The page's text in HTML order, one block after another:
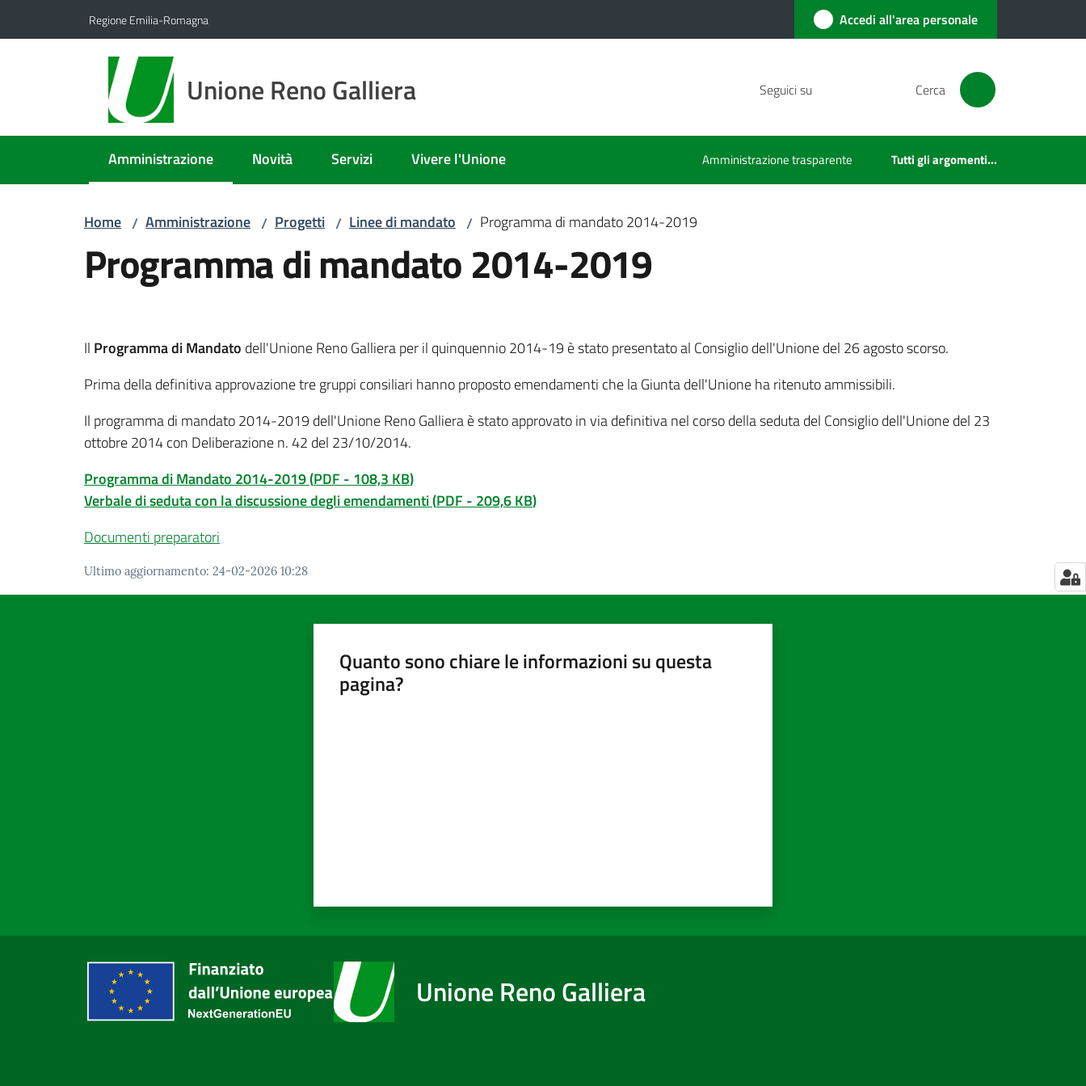
Regione Emilia-Romagna Accedi all'area personale
Unione Reno Galliera Seguici su Cerca
Amministrazione
Menu selezionato Novità Servizi Vivere l'Unione Amministrazione trasparente Tutti gli argomenti...
Home / Amministrazione / Progetti / Linee di mandato / Programma di mandato 2014-2019
Programma di mandato 2014-2019
Il Programma di Mandato dell'Unione Reno Galliera per il quinquennio 2014-19 è stato presentato al Consiglio dell'Unione del 26 agosto scorso.
Prima della definitiva approvazione tre gruppi consiliari hanno proposto emendamenti che la Giunta dell'Unione ha ritenuto ammissibili.
Il programma di mandato 2014-2019 dell'Unione Reno Galliera è stato approvato in via definitiva nel corso della seduta del Consiglio dell'Unione del 23
ottobre 2014 con Deliberazione n. 42 del 23/10/2014.
Programma di Mandato 2014-2019(PDF - 108,3 KB)
Verbale di seduta con la discussione degli emendamenti(PDF - 209,6 KB)
Documenti preparatori
Ultimo aggiornamento: 24-02-2026 10:28
Quanto sono chiare le informazioni su questa
pagina?
Unione Reno Galliera